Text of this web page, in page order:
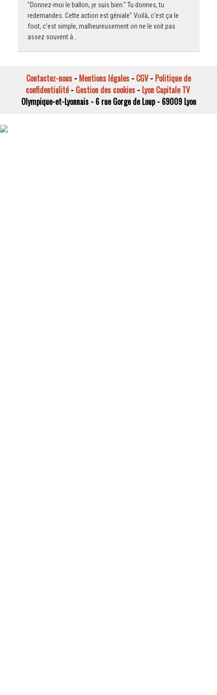
"Donnez-moi le ballon, je suis bien." Tu donnes, tu
redemandes. Cette action est géniale" Voilà, c'est ça le
foot, c'est simple, malheureusement on ne le voit pas
assez souvent à…
Contactez-nous - Mentions légales - CGV- Politique de
confidentialité- Gestion des cookies- Lyon Capitale TV
Olympique-et-Lyonnais - 6 rue Gorge de Loup - 69009 Lyon